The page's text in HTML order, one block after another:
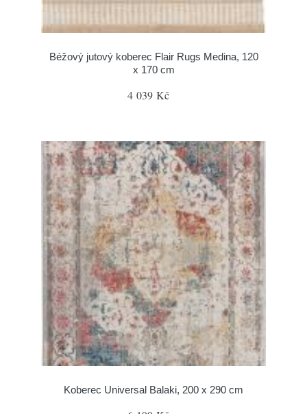
Béžový jutový koberec Flair Rugs Medina, 120
x 170 cm
4 039 Kč
Koberec Universal Balaki, 200 x 290 cm